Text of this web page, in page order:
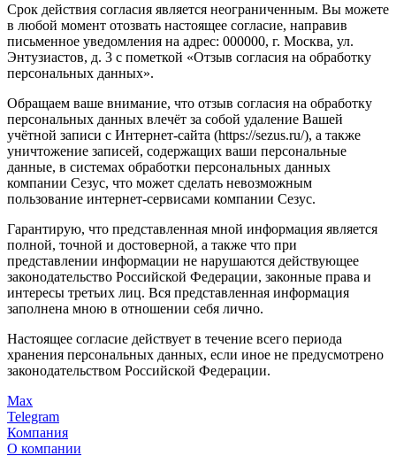
Срок действия согласия является неограниченным. Вы можете
в любой момент отозвать настоящее согласие, направив
письменное уведомления на адрес: 000000, г. Москва, ул.
Энтузиастов, д. 3 с пометкой «Отзыв согласия на обработку
персональных данных».
Обращаем ваше внимание, что отзыв согласия на обработку
персональных данных влечёт за собой удаление Вашей
учётной записи с Интернет-сайта (https://sezus.ru/), а также
уничтожение записей, содержащих ваши персональные
данные, в системах обработки персональных данных
компании Сезус, что может сделать невозможным
пользование интернет-сервисами компании Сезус.
Гарантирую, что представленная мной информация является
полной, точной и достоверной, а также что при
представлении информации не нарушаются действующее
законодательство Российской Федерации, законные права и
интересы третьих лиц. Вся представленная информация
заполнена мною в отношении себя лично.
Настоящее согласие действует в течение всего периода
хранения персональных данных, если иное не предусмотрено
законодательством Российской Федерации.
Max
Telegram
Компания
О компании